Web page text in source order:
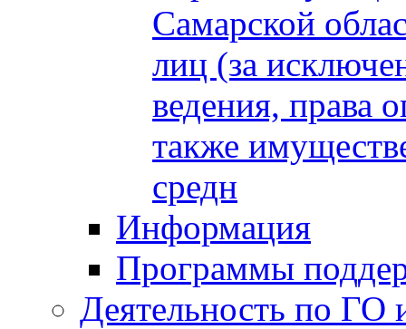
Самарской
лиц (за
ведения, права
также
средн
Информация
Программы
Деятельность по ГО